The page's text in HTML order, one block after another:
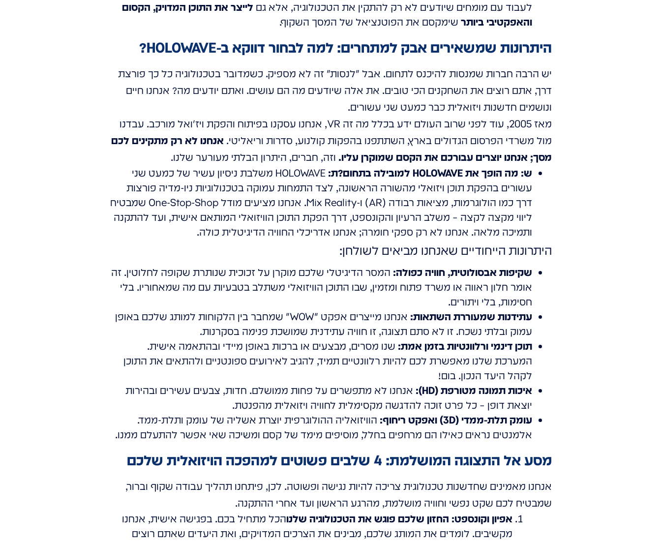
לעבוד עם מומחים שיודעים לא רק להתקין את הטכנולוגיה, אלא גם לייצר את התוכן המדויק, הקסום
והאפקטיבי ביותר שימקסם את הפוטנציאל של המסך השקוף.
היתרונות שמשאירים אבק למתחרים: למה לבחור דווקא ב-HOLOWAVE?
יש הרבה חברות שמנסות להיכנס לתחום. אבל "לנסות" זה לא מספיק. כשמדובר בטכנולוגיה כל כך פורצת
דרך, אתם רוצים את השחקנים הכי טובים. את אלה שיודעים מה הם עושים. ואתם יודעים מה? אנחנו חיים
ונושמים חדשנות ויזואלית כבר כמעט שני עשורים.
מאז 2005, עוד לפני שרוב העולם ידע בכלל מה זה VR, אנחנו עסקנו בפיתוח והפקת ויז'ואל מורכב. עבדנו
מול משרדי הפרסום הגדולים בארץ, השתתפנו בהפקות קולנוע, סדרות וריאליטי. אנחנו לא רק מתקינים לכם
מסך; אנחנו יוצרים עבורכם את הקסם שמוקרן עליו. וזה, חברים, היתרון הבלתי מעורער שלנו.
ש: מה הופך את HOLOWAVE למובילה בתחום?
ת:
HOLOWAVE משלבת ניסיון עשיר של כמעט שני
עשורים בהפקת תוכן ויזואלי מהשורה הראשונה, לצד התמחות עמוקה בטכנולוגיות ניו-מדיה פורצות
דרך כמו הולוגרמות, מציאות רבודה (AR) ו-Mix Reality. אנחנו מציעים מודל One-Stop-Shop שמבטיח
ליווי מקצה לקצה – משלב הרעיון והקונספט, דרך הפקת התוכן הוויזואלי המותאם אישית, ועד להתקנה
ותמיכה מלאה. אנחנו לא רק ספקי חומרה; אנחנו אדריכלי החוויה הדיגיטלית כולה.
היתרונות הייחודיים שאנחנו מביאים לשולחן:
שקיפות אבסולוטית, חוויה כפולה: המסר הדיגיטלי שלכם מוקרן על זכוכית שנותרת שקופה לחלוטין. זה
אומר חלון ראווה או משרד פתוח ומזמין, שבו התוכן הוויזואלי משתלב בטבעיות עם מה שמאחוריו. בלי
חסימות, בלי ויתורים.
עתידנות שמעוררת השתאות:
אנחנו מייצרים אפקט "WOW" שמחבר בין הלקוחות למותג שלכם באופן
עמוק ובלתי נשכח. זו לא סתם תצוגה, זו חוויה עתידנית שמושכת פנימה בסקרנות.
תוכן דינמי ורלוונטיות בזמן אמת: שנו מסרים, מבצעים או ברכות באופן מיידי ובהתאמה אישית.
המערכת שלנו מאפשרת לכם להיות רלוונטיים תמיד, להגיב לאירועים ספונטניים ולהתאים את התוכן
לקהל היעד הנכון. בום!
איכות תמונה מטורפת (HD):
אנחנו לא מתפשרים על פחות ממושלם. חדות, צבעים עשירים ובהירות
יוצאת דופן – כל פרט זוכה להדגשה מקסימלית לחוויה ויזואלית מהפנטת.
עומק תלת-ממדי (3D) ואפקט ריחוף:
הוויזואליה ההולוגרפית יוצרת אשליה של עומק ותלת-ממד.
אלמנטים נראים כאילו הם מרחפים בחלל, מוסיפים מימד של קסם ומשיכה שאי אפשר להתעלם ממנו.
מסע אל התצוגה המושלמת: 4 שלבים פשוטים למהפכה הויזואלית שלכם
אנחנו מאמינים שחדשנות טכנולוגית צריכה להיות נגישה ופשוטה. לכן, פיתחנו תהליך עבודה שקוף וברור,
שמבטיח לכם שקט נפשי וחוויה מושלמת, מהרגע הראשון ועד אחרי ההתקנה.
אפיון וקונספט: החזון שלכם פוגש את הטכנולוגיה שלנוהכל מתחיל בכם. בפגישה אישית, אנחנו
מקשיבים. לומדים את המותג שלכם, מבינים את הצרכים המדויקים, ואת היעדים שאתם רוצים